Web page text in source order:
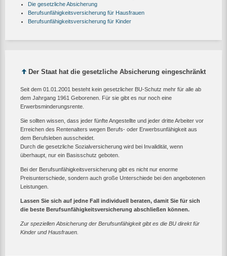
Die gesetzliche Absicherung
Berufsunfähigkeitsversicherung für Hausfrauen
Berufsunfähigkeitsversicherung für Kinder
Der Staat hat die gesetzliche Absicherung eingeschränkt
Seit dem 01.01.2001 besteht kein gesetzlicher BU-Schutz mehr für alle ab
dem Jahrgang 1961 Geborenen . Für sie gibt es nur noch eine
Erwerbsminderungsrente.
Sie sollten wissen, dass jeder fünfte Angestellte und jeder dritte Arbeiter vor
Erreichen des Rentenalters wegen Berufs- oder Erwerbsunfähigkeit aus
dem Berufsleben ausscheidet.
Durch die gesetzliche Sozialversicherung wird bei Invalidität, wenn
überhaupt, nur ein Basisschutz geboten.
Bei der Berufsunfähigkeitsversicherung gibt es nicht nur enorme
Preisunterschiede, sondern auch große Unterschiede bei den angebotenen
Leistungen.
Lassen Sie sich auf jedne Fall individuell beraten, damit Sie für sich
die beste Berufsunfähigkeitsversicherung abschließen können.
Zur speziellen Absicherung der Berufsunfähigkeit gibt es die BU direkt für
Kinder und Hausfrauen.